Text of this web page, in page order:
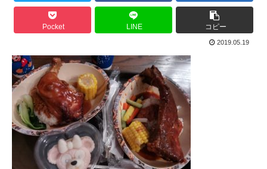
Pocket LINE コピー
2019.05.19